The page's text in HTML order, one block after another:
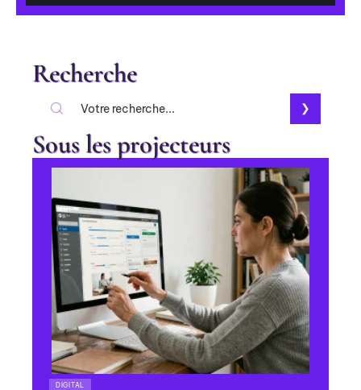
Recherche
Sous les projecteurs
DIGITAL